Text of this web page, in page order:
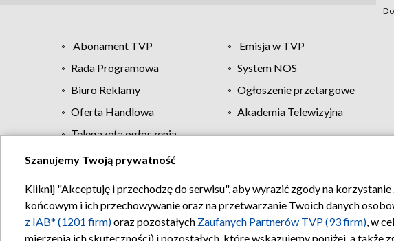
Abonament TVP Emisja w TVP
Rada Programowa
System NOS
Biuro Reklamy
Ogłoszenie przetargowe
Oferta Handlowa
Akademia Telewizyjna
Telegazeta ogłoszenia
Regulamin TVP Polityka
Szanujemy Twoją prywatność
Kliknij "Akceptuję i przechodzę do serwisu", aby wyrazić zgody na
końcowym i ich przechowywanie oraz na przetwarzanie Twoich danych
z IAB* (1201 firm)oraz pozostałych Zaufanych Partnerów TVP (93 firm), w
mierzenia ich skuteczności) i pozostałych, które wskazujemy poniżej, a także